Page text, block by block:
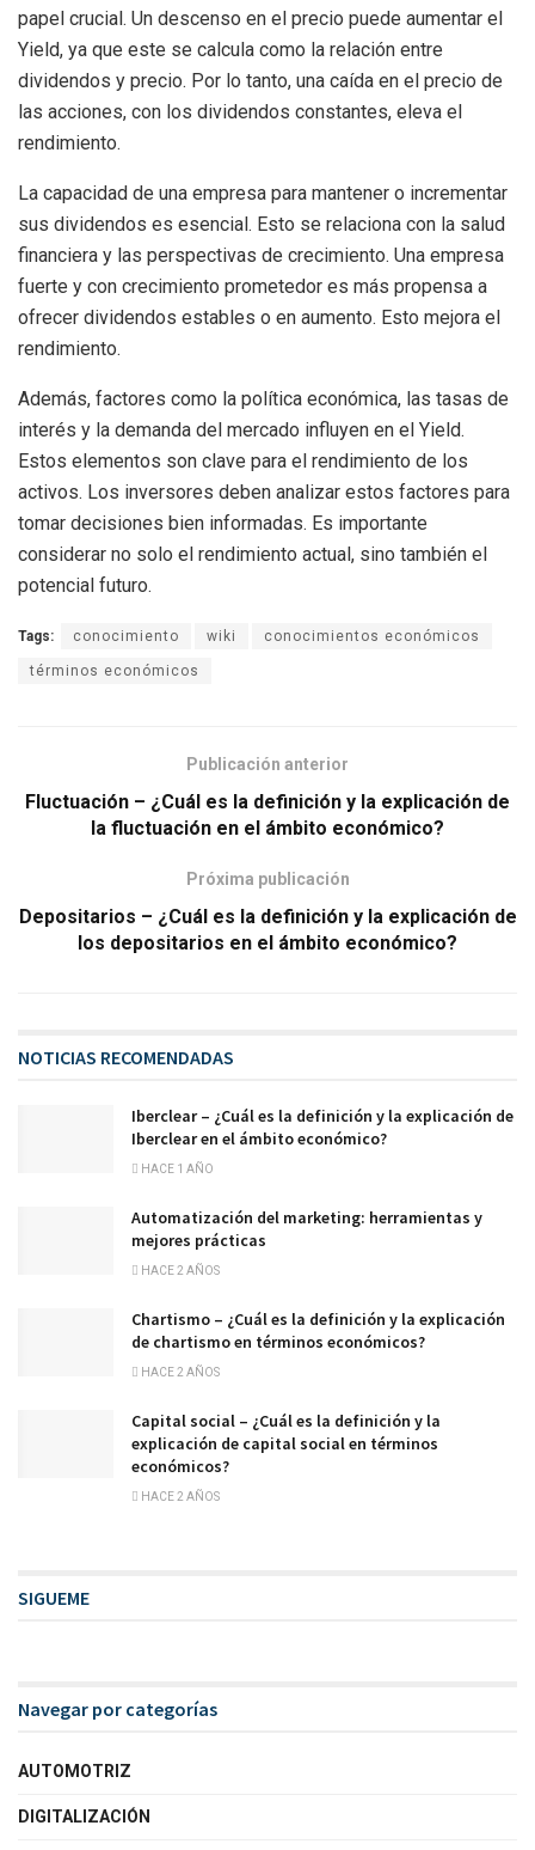
papel crucial. Un descenso en el precio puede aumentar el
Yield, ya que este se calcula como la relación entre
dividendos y precio. Por lo tanto, una caída en el precio de
las acciones, con los dividendos constantes, eleva el
rendimiento.
La capacidad de una empresa para mantener o incrementar
sus dividendos es esencial. Esto se relaciona con la salud
financiera y las perspectivas de crecimiento. Una empresa
fuerte y con crecimiento prometedor es más propensa a
ofrecer dividendos estables o en aumento. Esto mejora el
rendimiento.
Además, factores como la política económica, las tasas de
interés y la demanda del mercado influyen en el Yield.
Estos elementos son clave para el rendimiento de los
activos. Los inversores deben analizar estos factores para
tomar decisiones bien informadas. Es importante
considerar no solo el rendimiento actual, sino también el
potencial futuro.
Tags: conocimiento wiki conocimientos económicos
términos económicos
Publicación anterior
Fluctuación – ¿Cuál es la definición y la explicación de
la fluctuación en el ámbito económico?
Próxima publicación
Depositarios – ¿Cuál es la definición y la explicación de
los depositarios en el ámbito económico?
NOTICIAS RECOMENDADAS
Iberclear – ¿Cuál es la definición y la explicación de
Iberclear en el ámbito económico?
HACE 1 AÑO
Automatización del marketing: herramientas y
mejores prácticas
HACE 2 AÑOS
Chartismo – ¿Cuál es la definición y la explicación
de chartismo en términos económicos?
HACE 2 AÑOS
Capital social – ¿Cuál es la definición y la
explicación de capital social en términos
económicos?
HACE 2 AÑOS
SIGUEME
Navegar por categorías
AUTOMOTRIZ
DIGITALIZACIÓN